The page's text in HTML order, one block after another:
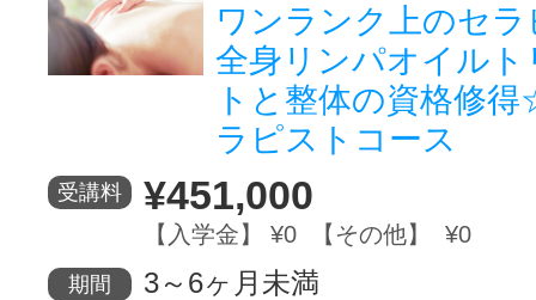
ワンランク上のセ
全身リンパオイルト
トと整体の資格修
ラピストコース
受講料 ¥451,000
【入学金】 ¥0 【その他】 ¥0
期間 3～6ヶ月未満